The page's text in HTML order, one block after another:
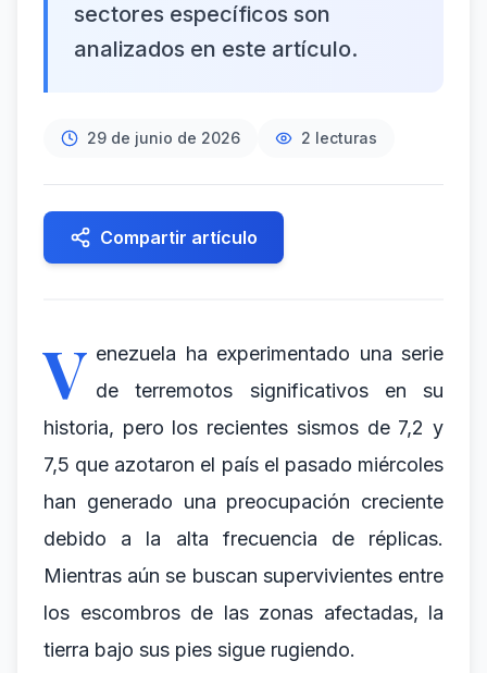
sectores específicos son
analizados en este artículo.
29 de junio de 2026 2 lecturas
Compartir artículo
V enezuela ha experimentado una serie
de terremotos significativos en su
historia, pero los recientes sismos de 7,2 y
7,5 que azotaron el país el pasado miércoles
han generado una preocupación creciente
debido a la alta frecuencia de réplicas.
Mientras aún se buscan supervivientes entre
los escombros de las zonas afectadas, la
tierra bajo sus pies sigue rugiendo.